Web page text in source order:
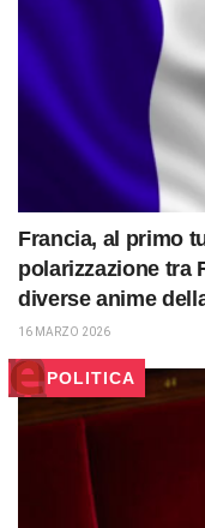
Francia, al primo
polarizzazione tra
diverse anime
16 MARZO 2026
POLITICA